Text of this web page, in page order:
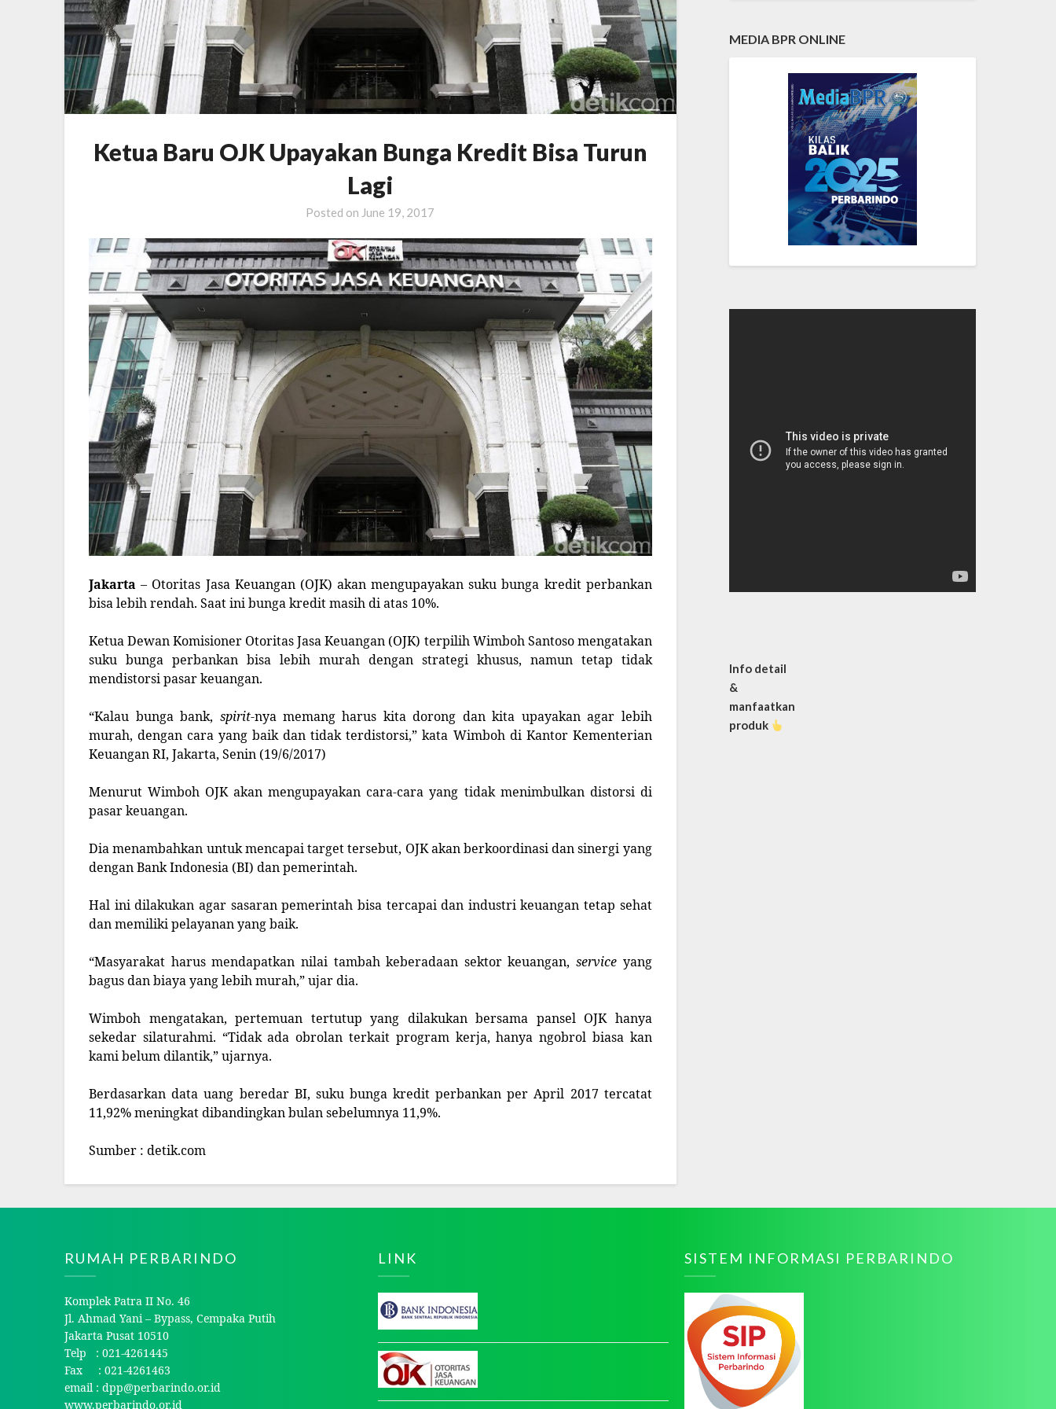
Ketua Baru OJK Upayakan Bunga Kredit Bisa Turun
Lagi
Posted on June 19, 2017
Jakarta – Otoritas Jasa Keuangan (OJK) akan mengupayakan suku bunga kredit perbankan
bisa lebih rendah. Saat ini bunga kredit masih di atas 10%.
Ketua Dewan Komisioner Otoritas Jasa Keuangan (OJK) terpilih Wimboh Santoso mengatakan
suku bunga perbankan bisa lebih murah dengan strategi khusus, namun tetap tidak
mendistorsi pasar keuangan.
“Kalau bunga bank, spirit-nya memang harus kita dorong dan kita upayakan agar lebih
murah, dengan cara yang baik dan tidak terdistorsi,” kata Wimboh di Kantor Kementerian
Keuangan RI, Jakarta, Senin (19/6/2017)
Menurut Wimboh OJK akan mengupayakan cara-cara yang tidak menimbulkan distorsi di
pasar keuangan.
Dia menambahkan untuk mencapai target tersebut, OJK akan berkoordinasi dan sinergi yang
dengan Bank Indonesia (BI) dan pemerintah.
Hal ini dilakukan agar sasaran pemerintah bisa tercapai dan industri keuangan tetap sehat
dan memiliki pelayanan yang baik.
“Masyarakat harus mendapatkan nilai tambah keberadaan sektor keuangan,service yang
bagus dan biaya yang lebih murah,” ujar dia.
Wimboh mengatakan, pertemuan tertutup yang dilakukan bersama pansel OJK hanya
sekedar silaturahmi. “Tidak ada obrolan terkait program kerja, hanya ngobrol biasa kan
kami belum dilantik,” ujarnya.
Berdasarkan data uang beredar BI, suku bunga kredit perbankan per April 2017 tercatat
11,92% meningkat dibandingkan bulan sebelumnya 11,9%.
Sumber : detik.com
MEDIA BPR ONLINE
Info detail
&
manfaatkan
produk
RUMAH PERBARINDO
Komplek Patra II No. 46
Jl. Ahmad Yani – Bypass, Cempaka Putih
Jakarta Pusat 10510
Telp : 021-4261445
Fax : 021-4261463
email : dpp@perbarindo.or.id
www.perbarindo.or.id
LINK SISTEM INFORMASI PERBARINDO